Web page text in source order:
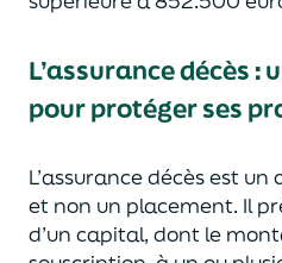
L’assurance décès :
pour protéger ses
L’assurance décès est
et non un placement. Il
d’un capital, dont le